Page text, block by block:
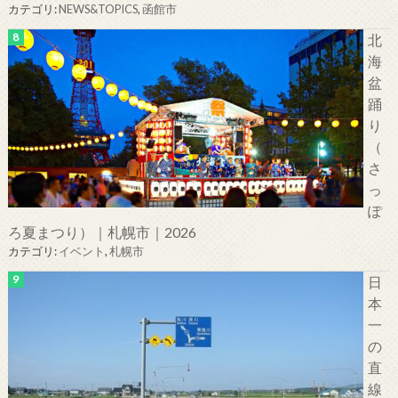
カテゴリ:NEWS&TOPICS,函館市
北
海
盆
踊
り
（
さ
っ
ぽ
ろ夏まつり）｜札幌市｜2026
カテゴリ:イベント,札幌市
日
本
一
の
直
線